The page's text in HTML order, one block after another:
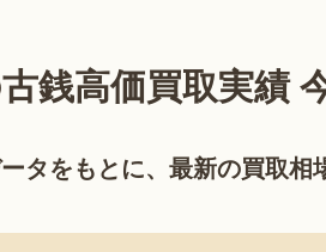
銭高価買取実績
タをもとに、最新の買取相